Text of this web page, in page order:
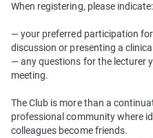
When registering, please indicate:
— your preferred participation
discussion or presenting a
— any questions for the lecturer
meeting.
The Club is more than a
professional community where
colleagues become friends.